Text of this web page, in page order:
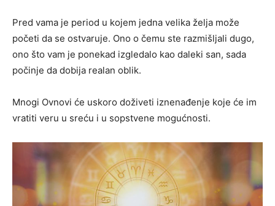
Pred vama je period u kojem jedna velika želja može
početi da se ostvaruje. Ono o čemu ste razmišljali dugo,
ono što vam je ponekad izgledalo kao daleki san, sada
počinje da dobija realan oblik.
Mnogi Ovnovi će uskoro doživeti iznenađenje koje će im
vratiti veru u sreću i u sopstvene mogućnosti.